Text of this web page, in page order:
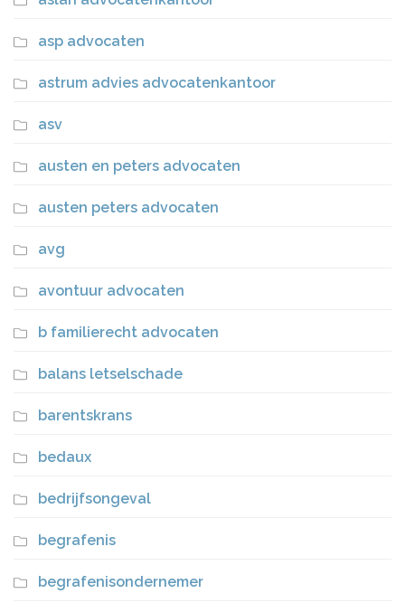
asp advocaten
astrum advies advocatenkantoor
asv
austen en peters advocaten
austen peters advocaten
avg
avontuur advocaten
b familierecht advocaten
balans letselschade
barentskrans
bedaux
bedrijfsongeval
begrafenis
begrafenisondernemer